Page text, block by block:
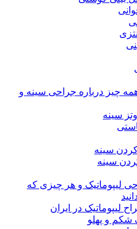
چیز درباره جراحی سینه و
سینه
سینه
سینه
لیپوماتیک و هر چیزی که
لیپوماتیک در ایران
شکم و پهلو